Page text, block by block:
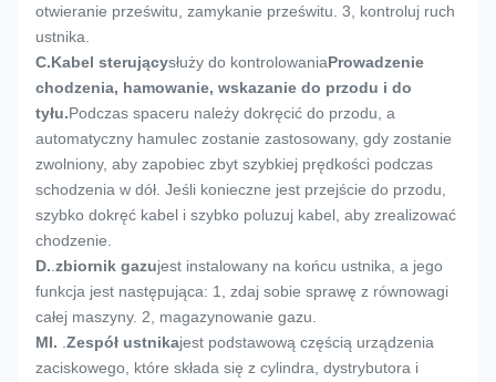
otwieranie prześwitu, zamykanie prześwitu. 3, kontroluj ruch
ustnika.
C.Kabel sterującysłuży do kontrolowaniaProwadzenie
chodzenia, hamowanie, wskazanie do przodu i do
tyłu.Podczas spaceru należy dokręcić do przodu, a
automatyczny hamulec zostanie zastosowany, gdy zostanie
zwolniony, aby zapobiec zbyt szybkiej prędkości podczas
schodzenia w dół. Jeśli konieczne jest przejście do przodu,
szybko dokręć kabel i szybko poluzuj kabel, aby zrealizować
chodzenie.
D. zbiornik gazujest instalowany na końcu ustnika, a jego
funkcja jest następująca: 1, zdaj sobie sprawę z równowagi
całej maszyny. 2, magazynowanie gazu.
MI. Zespół ustnikajest podstawową częścią urządzenia
zaciskowego, które składa się z cylindra, dystrybutora i